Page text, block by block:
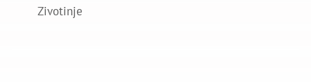
Zivotinje